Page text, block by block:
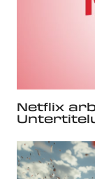
Netflix